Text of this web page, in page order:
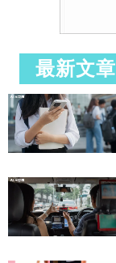
最新文章